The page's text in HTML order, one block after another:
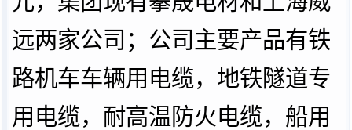
远两家公司；公司主要产品有铁
路机车车辆用电缆，地铁隧道专
用电缆，耐高温防火电缆，船用